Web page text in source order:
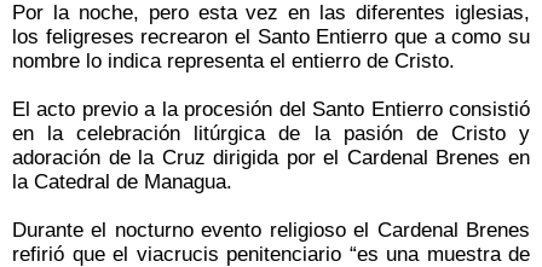
Por la noche, pero esta vez en las diferentes iglesias,
los feligreses recrearon el Santo Entierro que a como su
nombre lo indica representa el entierro de Cristo.
El acto previo a la procesión del Santo Entierro consistió
en la celebración litúrgica de la pasión de Cristo y
adoración de la Cruz dirigida por el Cardenal Brenes en
la Catedral de Managua.
Durante el nocturno evento religioso el Cardenal Brenes
refirió que el viacrucis penitenciario “es una muestra de